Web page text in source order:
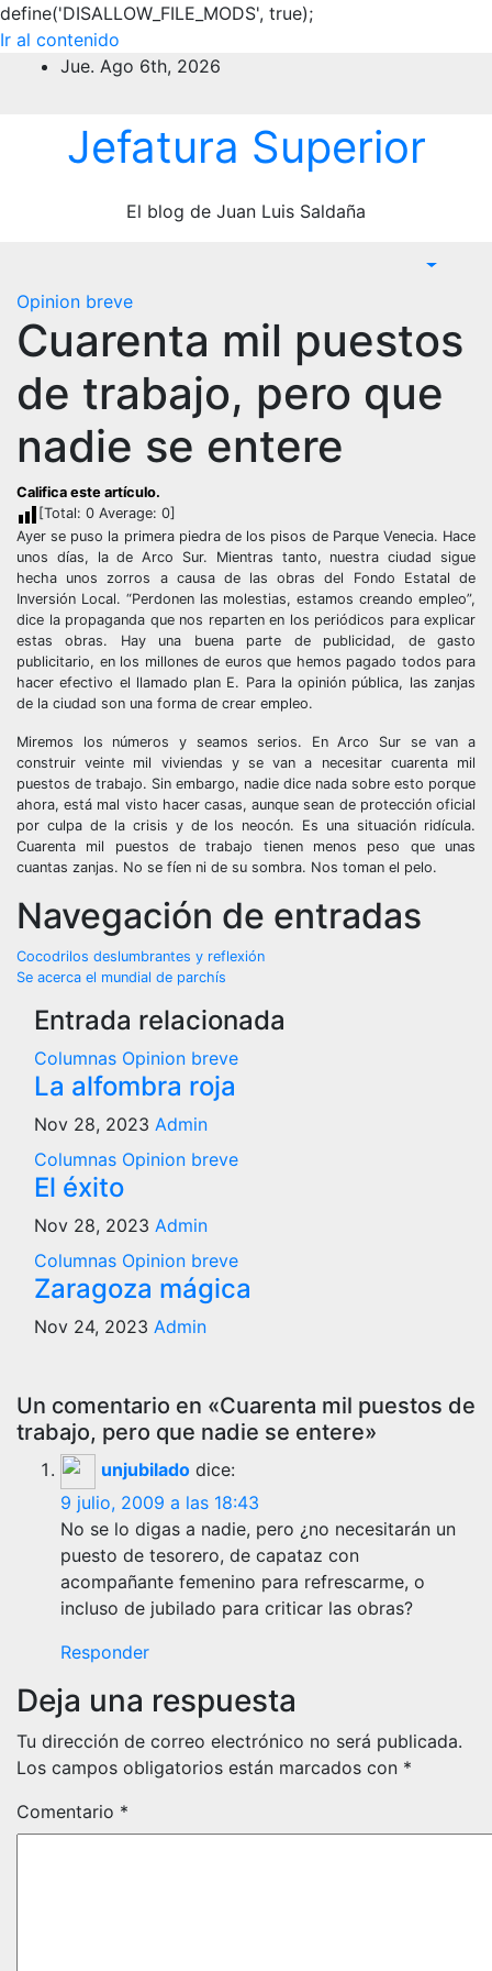
define('DISALLOW_FILE_MODS', true);
Ir al contenido
Jue. Ago 6th, 2026
Jefatura Superior
El blog de Juan Luis Saldaña
Opinion breve
Cuarenta mil puestos
de trabajo, pero que
nadie se entere
Califica este artículo.
[Total: 0 Average: 0]
Ayer se puso la primera piedra de los pisos de Parque Venecia. Hace
unos días, la de Arco Sur. Mientras tanto, nuestra ciudad sigue
hecha unos zorros a causa de las obras del Fondo Estatal de
Inversión Local. “Perdonen las molestias, estamos creando empleo”,
dice la propaganda que nos reparten en los periódicos para explicar
estas obras. Hay una buena parte de publicidad, de gasto
publicitario, en los millones de euros que hemos pagado todos para
hacer efectivo el llamado plan E. Para la opinión pública, las zanjas
de la ciudad son una forma de crear empleo.
Miremos los números y seamos serios. En Arco Sur se van a
construir veinte mil viviendas y se van a necesitar cuarenta mil
puestos de trabajo. Sin embargo, nadie dice nada sobre esto porque
ahora, está mal visto hacer casas, aunque sean de protección oficial
por culpa de la crisis y de los neocón. Es una situación ridícula.
Cuarenta mil puestos de trabajo tienen menos peso que unas
cuantas zanjas. No se fíen ni de su sombra. Nos toman el pelo.
Navegación de entradas
Cocodrilos deslumbrantes y reflexión
Se acerca el mundial de parchís
Entrada relacionada
Columnas Opinion breve
La alfombra roja
Nov 28, 2023 Admin
Columnas Opinion breve
El éxito
Nov 28, 2023 Admin
Columnas Opinion breve
Zaragoza mágica
Nov 24, 2023 Admin
Un comentario en «Cuarenta mil puestos de
trabajo, pero que nadie se entere»
unjubilado dice:
9 julio, 2009 a las 18:43
No se lo digas a nadie, pero ¿no necesitarán un
puesto de tesorero, de capataz con
acompañante femenino para refrescarme, o
incluso de jubilado para criticar las obras?
Responder
Deja una respuesta
Tu dirección de correo electrónico no será publicada.
Los campos obligatorios están marcados con *
Comentario *